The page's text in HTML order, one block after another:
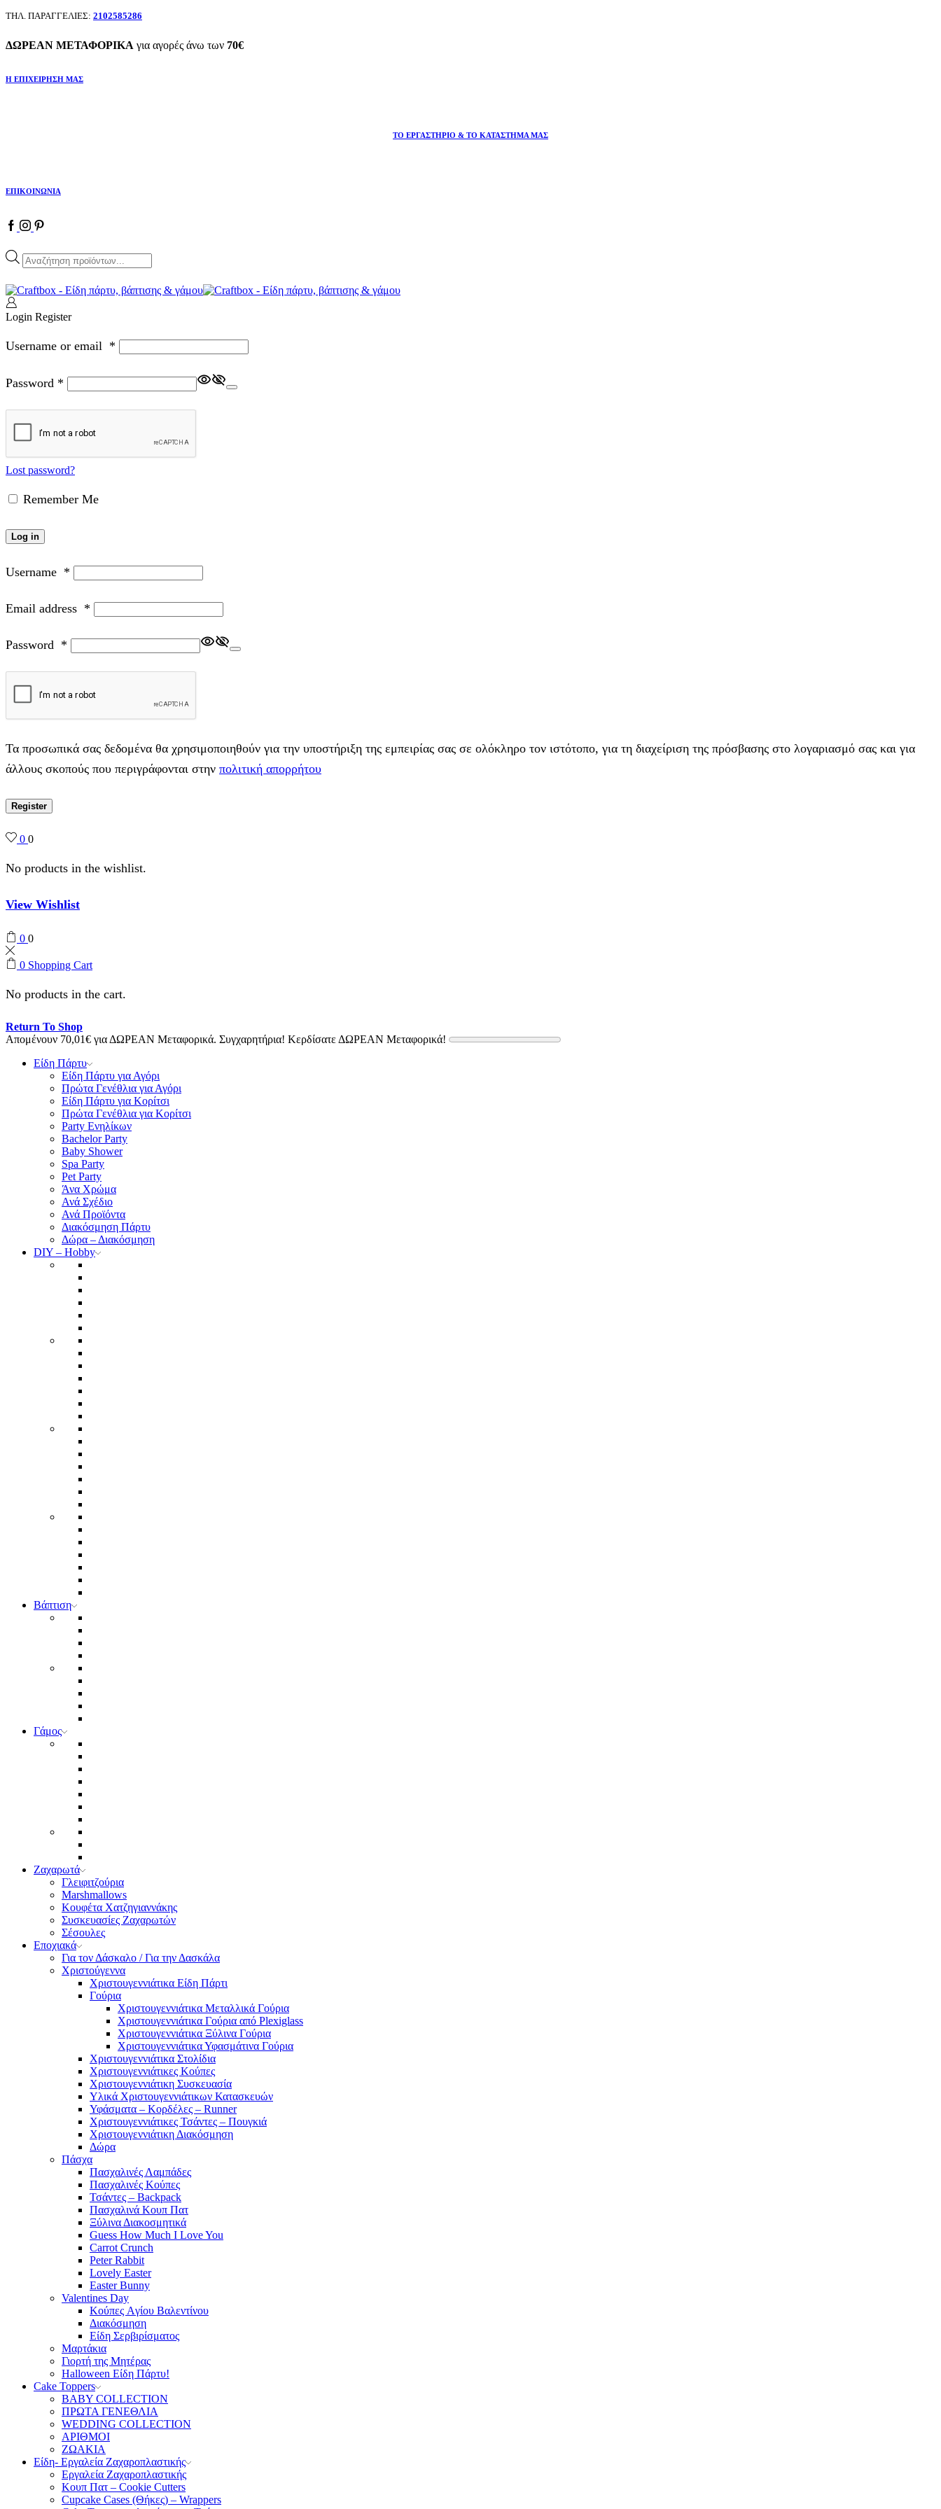
ΤΗΛ. ΠΑΡΑΓΓΕΛΙΕΣ: 2102585286
ΔΩΡΕΑΝ ΜΕΤΑΦΟΡΙΚΑ για αγορές άνω των 70€
Η ΕΠΙΧΕΙΡΗΣΗ ΜΑΣ
ΤΟ ΕΡΓΑΣΤΗΡΙΟ & ΤΟ ΚΑΤΑΣΤΗΜΑ ΜΑΣ
ΕΠΙΚΟΙΝΩΝΙΑ
Products
search
Login Register
Username or email *
Password *
Lost password?
Remember Me
Log in
Username *
Email address *
Password *
Τα προσωπικά σας δεδομένα θα χρησιμοποιηθούν για την υποστήριξη της εμπειρίας σας σε ολόκληρο τον ιστότοπο, για τη διαχείριση της πρόσβασης στο λογαριασμό σας και για
άλλους σκοπούς που περιγράφονται στην πολιτική απορρήτου
Register
0 0
No products in the wishlist.
View Wishlist
0 0
0 Shopping Cart
No products in the cart.
Return To Shop
Απομένουν 70,01€ για ΔΩΡΕΑΝ Μεταφορικά. Συγχαρητήρια! Κερδίσατε ΔΩΡΕΑΝ Μεταφορικά!
Είδη Πάρτυ
Είδη Πάρτυ για Αγόρι
Πρώτα Γενέθλια για Αγόρι
Είδη Πάρτυ για Κορίτσι
Πρώτα Γενέθλια για Κορίτσι
Party Ενηλίκων
Bachelor Party
Baby Shower
Spa Party
Pet Party
Άνα Χρώμα
Ανά Σχέδιο
Ανά Προϊόντα
Διακόσμηση Πάρτυ
Δώρα – Διακόσμηση
DIY – Hobby
Βάπτιση
Γάμος
Ζαχαρωτά
Γλειφιτζούρια
Marshmallows
Κουφέτα Χατζηγιαννάκης
Συσκευασίες Ζαχαρωτών
Σέσουλες
Εποχιακά
Για τον Δάσκαλο / Για την Δασκάλα
Χριστούγεννα
Χριστουγεννιάτικα Είδη Πάρτι
Γούρια
Χριστουγεννιάτικα Μεταλλικά Γούρια
Χριστουγεννιάτικα Γούρια από Plexiglass
Χριστουγεννιάτικα Ξύλινα Γούρια
Χριστουγεννιάτικα Υφασμάτινα Γούρια
Χριστουγεννιάτικα Στολίδια
Χριστουγεννιάτικες Κούπες
Χριστουγεννιάτικη Συσκευασία
Υλικά Χριστουγεννιάτικων Κατασκευών
Υφάσματα – Κορδέλες – Runner
Χριστουγεννιάτικες Τσάντες – Πουγκιά
Χριστουγεννιάτικη Διακόσμηση
Δώρα
Πάσχα
Πασχαλινές Λαμπάδες
Πασχαλινές Κούπες
Τσάντες – Backpack
Πασχαλινά Κουπ Πατ
Ξύλινα Διακοσμητικά
Guess How Much I Love You
Carrot Crunch
Peter Rabbit
Lovely Easter
Easter Bunny
Valentines Day
Κούπες Aγίου Βαλεντίνου
Διακόσμηση
Είδη Σερβιρίσματος
Μαρτάκια
Γιορτή της Μητέρας
Halloween Είδη Πάρτυ!
Cake Toppers
BABY COLLECTION
ΠΡΩΤΑ ΓΕΝΕΘΛΙΑ
WEDDING COLLECTION
ΑΡΙΘΜΟΙ
ΖΩΑΚΙΑ
Είδη- Εργαλεία Ζαχαροπλαστικής
Εργαλεία Ζαχαροπλαστικής
Κουπ Πατ – Cookie Cutters
Cupcake Cases (Θήκες) – Wrappers